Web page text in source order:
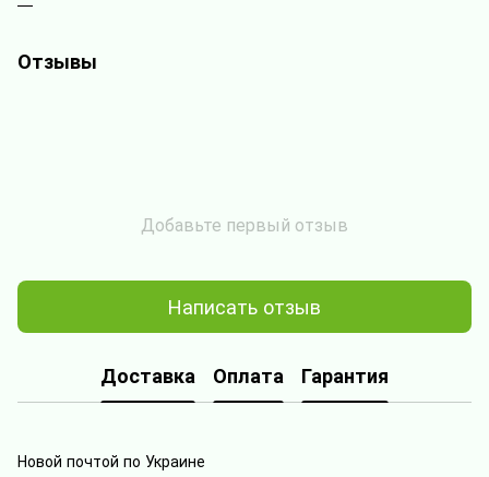
Отзывы
Добавьте первый отзыв
Написать отзыв
Доставка Оплата Гарантия
Новой почтой по Украине